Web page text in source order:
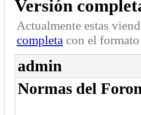
Versión
Actualmente estas
completa con el
admin
Normas del